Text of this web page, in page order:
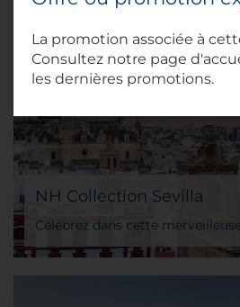
NH Collection Sevilla
Célébrez dans cette
La promotion associée à
Consultez notre page
les dernières promotions.